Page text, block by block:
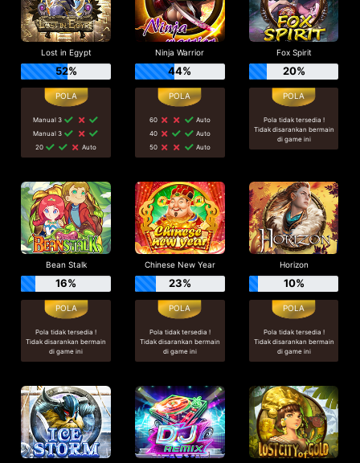
Lost in Egypt
52%
Manual 3
Manual 3
20
Auto
Ninja Warrior
44%
60
Auto
40
Auto
50
Auto
Fox Spirit
20%
Pola tidak tersedia !
Tidak disarankan bermain
di game ini
Bean Stalk
16%
Pola tidak tersedia !
Tidak disarankan bermain
di game ini
Chinese New Year
23%
Pola tidak tersedia !
Tidak disarankan bermain
di game ini
Horizon
10%
Pola tidak tersedia !
Tidak disarankan bermain
di game ini